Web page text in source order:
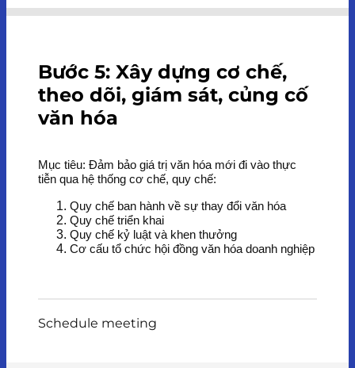
Bước 5: Xây dựng cơ chế,
theo dõi, giám sát, củng cố
văn hóa
Mục tiêu: Đảm bảo giá trị văn hóa mới đi vào thực
tiễn qua hệ thống cơ chế, quy chế:
Quy chế ban hành về sự thay đổi văn hóa
Quy chế triển khai
Quy chế kỷ luật và khen thưởng
Cơ cấu tổ chức hội đồng văn hóa doanh nghiệp
Schedule meeting